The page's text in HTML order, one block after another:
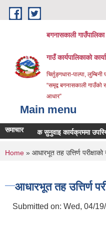
Skip to main content
बगनासकाली गाउँपालिका
गाउँ कार्यपालिकाको
चिर्तुङ्गधारा-पाल्पा,
“समृद्व बगनासकाली गाउँको
आधार”
Main menu
समाचारसुनुवाइ कार्यक्रममा उपस्थिति
You are here
Home » आधारभूत तह उत्तिर्ण
आधारभूत तह उत्तिर्ण
Submitted on: Wed, 04/